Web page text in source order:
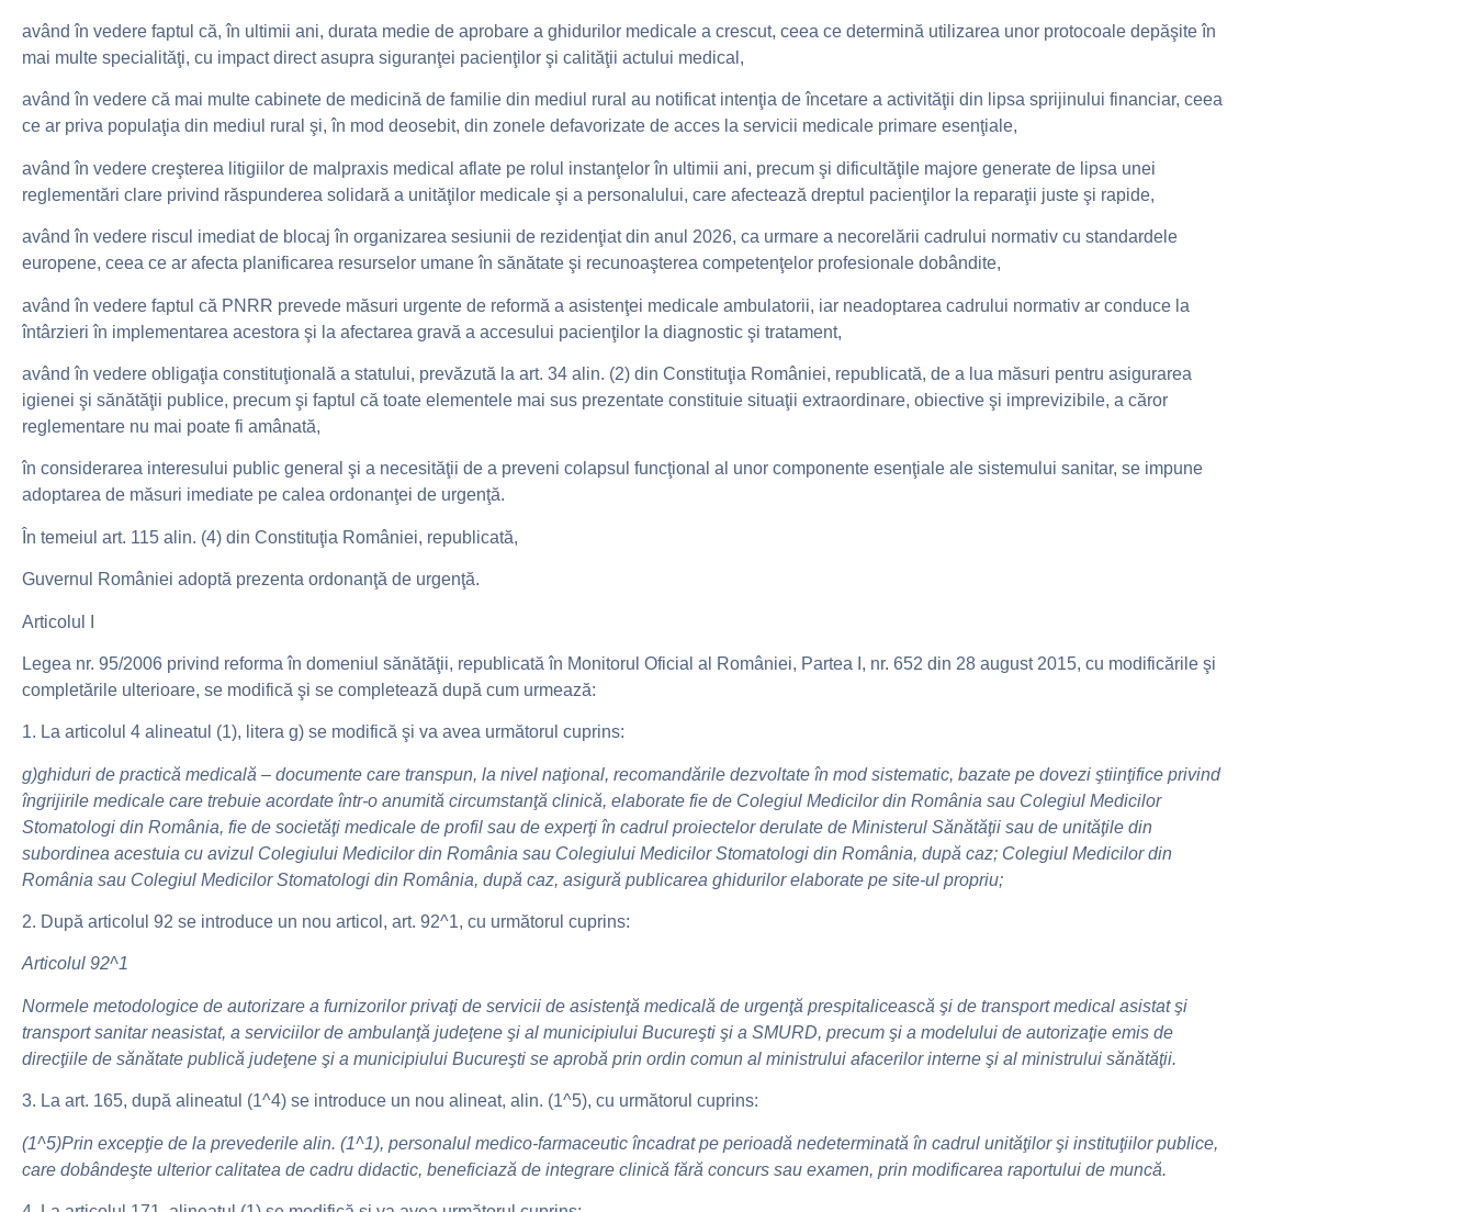
având în vedere faptul că, în ultimii ani, durata medie de aprobare a ghidurilor medicale a crescut, ceea ce determină utilizarea unor protocoale depăşite în
mai multe specialităţi, cu impact direct asupra siguranţei pacienţilor şi calităţii actului medical,
având în vedere că mai multe cabinete de medicină de familie din mediul rural au notificat intenţia de încetare a activităţii din lipsa sprijinului financiar, ceea
ce ar priva populaţia din mediul rural şi, în mod deosebit, din zonele defavorizate de acces la servicii medicale primare esenţiale,
având în vedere creşterea litigiilor de malpraxis medical aflate pe rolul instanţelor în ultimii ani, precum şi dificultăţile majore generate de lipsa unei
reglementări clare privind răspunderea solidară a unităţilor medicale şi a personalului, care afectează dreptul pacienţilor la reparaţii juste şi rapide,
având în vedere riscul imediat de blocaj în organizarea sesiunii de rezidenţiat din anul 2026, ca urmare a necorelării cadrului normativ cu standardele
europene, ceea ce ar afecta planificarea resurselor umane în sănătate şi recunoaşterea competenţelor profesionale dobândite,
având în vedere faptul că PNRR prevede măsuri urgente de reformă a asistenţei medicale ambulatorii, iar neadoptarea cadrului normativ ar conduce la
întârzieri în implementarea acestora şi la afectarea gravă a accesului pacienţilor la diagnostic şi tratament,
având în vedere obligaţia constituţională a statului, prevăzută la art. 34 alin. (2) din Constituţia României, republicată, de a lua măsuri pentru asigurarea
igienei şi sănătăţii publice, precum şi faptul că toate elementele mai sus prezentate constituie situaţii extraordinare, obiective şi imprevizibile, a căror
reglementare nu mai poate fi amânată,
în considerarea interesului public general şi a necesităţii de a preveni colapsul funcţional al unor componente esenţiale ale sistemului sanitar, se impune
adoptarea de măsuri imediate pe calea ordonanţei de urgenţă.
În temeiul art. 115 alin. (4) din Constituţia României, republicată,
Guvernul României adoptă prezenta ordonanţă de urgenţă.
Articolul I
Legea nr. 95/2006 privind reforma în domeniul sănătăţii, republicată în Monitorul Oficial al României, Partea I, nr. 652 din 28 august 2015, cu modificările şi
completările ulterioare, se modifică şi se completează după cum urmează:
1. La articolul 4 alineatul (1), litera g) se modifică şi va avea următorul cuprins:
g)ghiduri de practică medicală – documente care transpun, la nivel naţional, recomandările dezvoltate în mod sistematic, bazate pe dovezi ştiinţifice privind
îngrijirile medicale care trebuie acordate într-o anumită circumstanţă clinică, elaborate fie de Colegiul Medicilor din România sau Colegiul Medicilor
Stomatologi din România, fie de societăţi medicale de profil sau de experţi în cadrul proiectelor derulate de Ministerul Sănătăţii sau de unităţile din
subordinea acestuia cu avizul Colegiului Medicilor din România sau Colegiului Medicilor Stomatologi din România, după caz; Colegiul Medicilor din
România sau Colegiul Medicilor Stomatologi din România, după caz, asigură publicarea ghidurilor elaborate pe site-ul propriu;
2. După articolul 92 se introduce un nou articol, art. 92^1, cu următorul cuprins:
Articolul 92^1
Normele metodologice de autorizare a furnizorilor privaţi de servicii de asistenţă medicală de urgenţă prespitalicească şi de transport medical asistat şi
transport sanitar neasistat, a serviciilor de ambulanţă judeţene şi al municipiului Bucureşti şi a SMURD, precum şi a modelului de autorizaţie emis de
direcţiile de sănătate publică judeţene şi a municipiului Bucureşti se aprobă prin ordin comun al ministrului afacerilor interne şi al ministrului sănătăţii.
3. La art. 165, după alineatul (1^4) se introduce un nou alineat, alin. (1^5), cu următorul cuprins:
(1^5)Prin excepţie de la prevederile alin. (1^1), personalul medico-farmaceutic încadrat pe perioadă nedeterminată în cadrul unităţilor şi instituţiilor publice,
care dobândeşte ulterior calitatea de cadru didactic, beneficiază de integrare clinică fără concurs sau examen, prin modificarea raportului de muncă.